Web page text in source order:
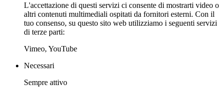
L'accettazione di questi servizi ci consente di mostrarti video o
altri contenuti multimediali ospitati da fornitori esterni. Con il
tuo consenso, su questo sito web utilizziamo i seguenti servizi
di terze parti:
Vimeo, YouTube
Necessari
Sempre attivo